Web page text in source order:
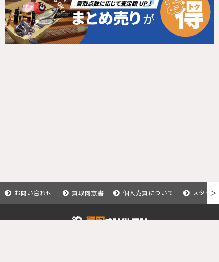
お問い合わせ 買取同意書 個人売買について スタッ＞